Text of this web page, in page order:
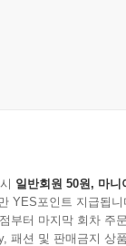
일반회원 50원, 마니
YES포인트 지급됩니
부터 마지막 회차 주
패션 및 판매금지 상